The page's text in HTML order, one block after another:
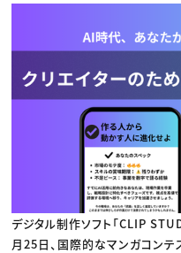
C＆R Magazine
ゲーム・エンタメ
広告
出版
CREATIVE VILLAGEか
プロフェッショ
デジタル制作ソフト「CLIP
月25日、国際的なマンガコン